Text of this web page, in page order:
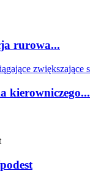
rurowa...
kierowniczego...